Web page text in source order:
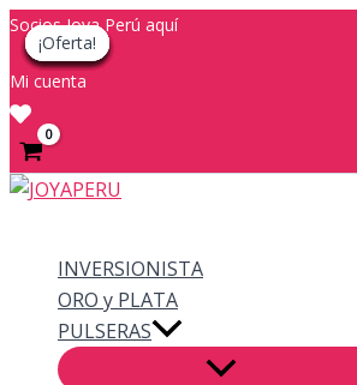
Ir
al
contenido
Socios Joya Perú aquí
Mi cuenta
INVERSIONISTA
ORO y PLATA
PULSERAS
¡Oferta!
¡Oferta!
¡Oferta!
¡Oferta!
¡Oferta!
¡Oferta!
¡Oferta!
¡Oferta!
¡Oferta!